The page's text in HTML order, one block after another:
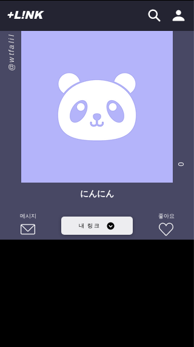
+L!NK
@wtfalil
0
にんにん
메시지
내 링크
좋아요